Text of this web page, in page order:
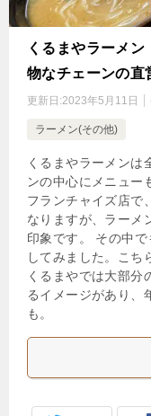
くるまやラーメ
物なチェーンの直
更新日:2023年5月11日
ラーメン(その他)
くるまやラーメンは
ンの中心にメニュー
フランチャイズ店で
なりますが、ラーメ
印象です。 その中
してみました。こち
くるまやでは大部分
るイメージがあり、
も。